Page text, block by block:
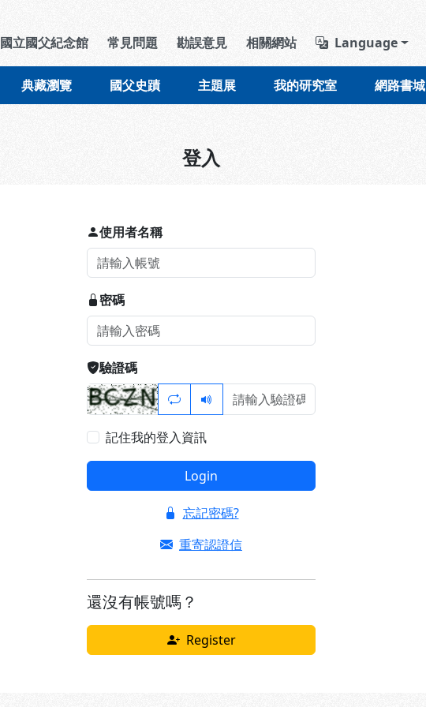
導覽列區塊
國立國父紀念館 常見問題 勘誤意見 相關網站 Language
典藏瀏覽 國父史蹟 主題展 我的研究室 網路書城
登入
使用者名稱
密碼
驗證碼
記住我的登入資訊
Login
忘記密碼?
重寄認證信
還沒有帳號嗎？
Register